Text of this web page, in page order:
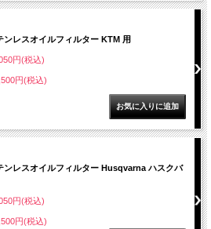
ンレスオイルフィルター KTM 用
円(税込)
円(税込)
ンレスオイルフィルター Husqvarna ハスクバ
円(税込)
円(税込)